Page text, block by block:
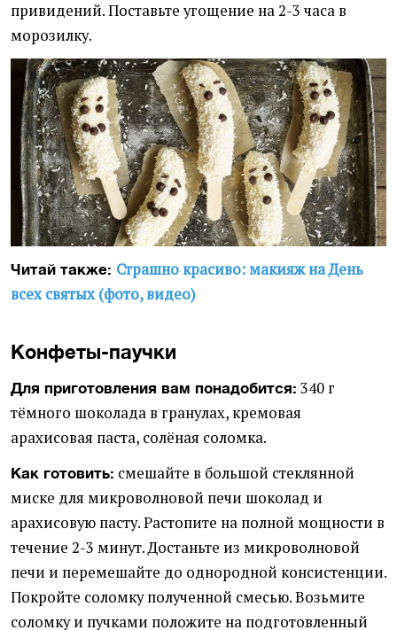
привидений. Поставьте угощение на 2-3 часа в
морозилку.
Читай также: Страшно красиво: макияж на День
всех святых (фото, видео)
Конфеты-паучки
Для приготовления вам понадобится: 340 г
тёмного шоколада в гранулах, кремовая
арахисовая паста, солёная соломка.
Как готовить: смешайте в большой стеклянной
миске для микроволновой печи шоколад и
арахисовую пасту. Растопите на полной мощности в
течение 2-3 минут. Достаньте из микроволновой
печи и перемешайте до однородной консистенции.
Покройте соломку полученной смесью. Возьмите
соломку и пучками положите на подготовленный